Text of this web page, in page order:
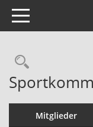
Toggle navigation
Mitglieder